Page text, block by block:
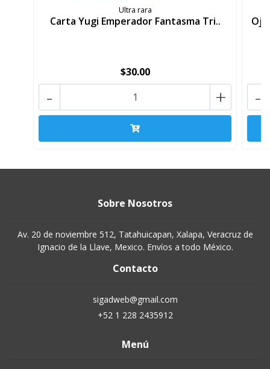
Ultra rara
Carta Yugi Emperador Fantasma Tri..
$30.00
+
- -
Sobre Nosotros
Av. 20 de noviembre 512, Tatahuicapan, Xalapa, Veracruz de
Ignacio de la Llave, Mexico. Envíos a todo México.
Contacto
sigadweb@gmail.com
+52 1 228 2435912
Menú